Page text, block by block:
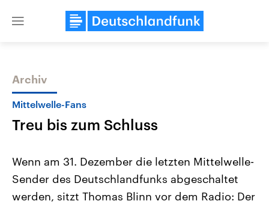
Close
Themen
Archiv
Mittelwelle-Fans
Treu bis zum Schluss
Wenn am 31. Dezember die letzten Mittelwelle-
Sender des Deutschlandfunks abgeschaltet
werden, sitzt Thomas Blinn vor dem Radio: Der